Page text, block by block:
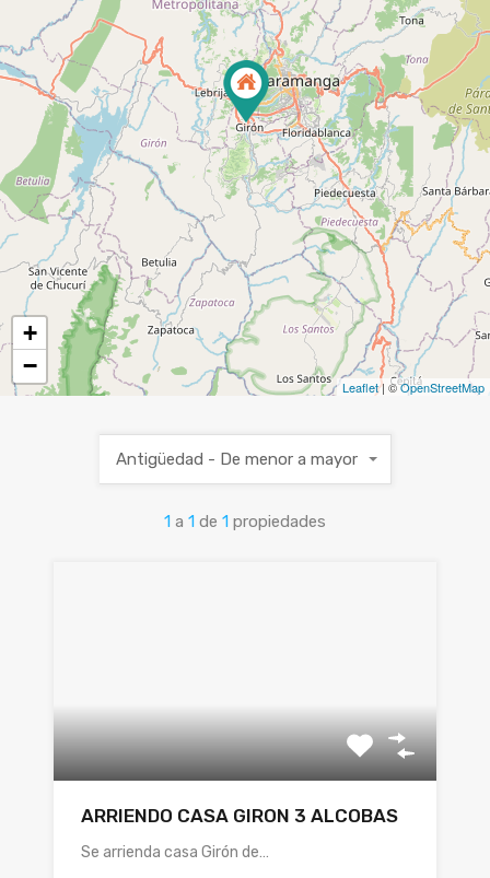
+
−
Leaflet| ©OpenStreetMap
1 a 1 de 1 propiedades
Antigüedad - De menor a mayor
ARRIENDO CASA GIRON 3 ALCOBAS
Se arrienda casa Girón de…